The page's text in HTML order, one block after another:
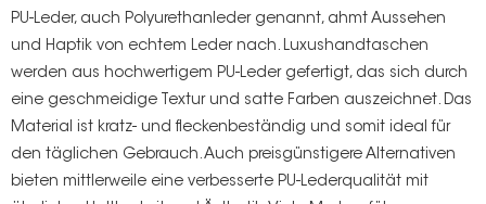
PU-Leder, auch Polyurethanleder genannt, ahmt Aussehen
und Haptik von echtem Leder nach. Luxushandtaschen
werden aus hochwertigem PU-Leder gefertigt, das sich durch
eine geschmeidige Textur und satte Farben auszeichnet. Das
Material ist kratz- und fleckenbeständig und somit ideal für
den täglichen Gebrauch. Auch preisgünstigere Alternativen
bieten mittlerweile eine verbesserte PU-Lederqualität mit